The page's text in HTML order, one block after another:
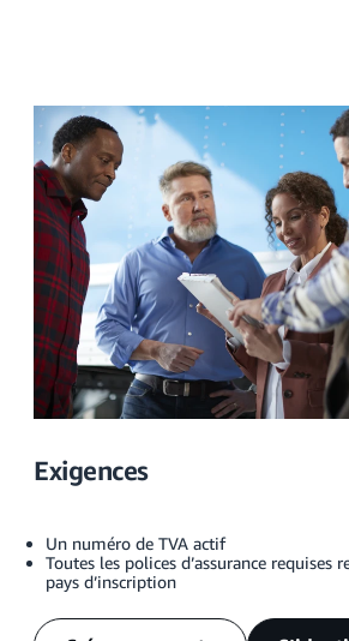
Exigences
Un numéro de TVA actif
Toutes les polices d’assurance requises
pays d’inscription